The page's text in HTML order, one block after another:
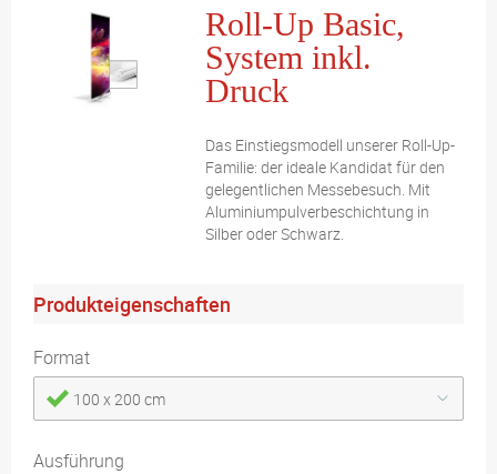
Roll-Up Basic,
System inkl.
Druck
Das Einstiegsmodell unserer Roll-Up-
Familie: der ideale Kandidat für den
gelegentlichen Messebesuch. Mit
Aluminiumpulverbeschichtung in
Silber oder Schwarz.
Produkteigenschaften
Format
100 x 200 cm
Ausführung